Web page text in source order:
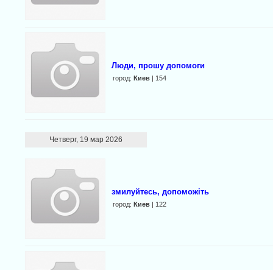
Люди, прошу допомоги
город: Киев| 154
Четверг, 19 мар 2026
змилуйтесь, допоможіть
город: Киев| 122